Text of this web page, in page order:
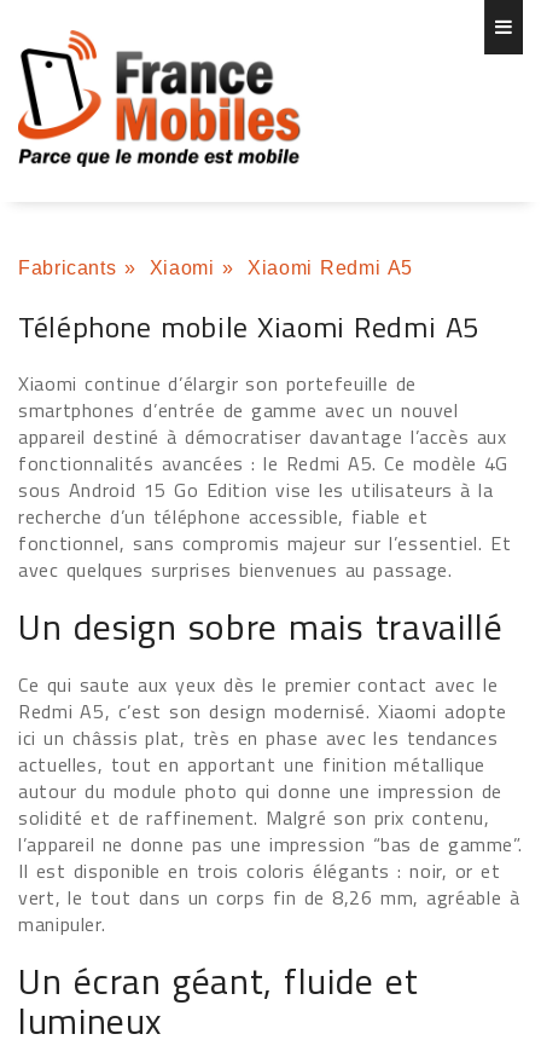
Fabricants » Xiaomi » Xiaomi Redmi A5
Téléphone mobile Xiaomi Redmi A5
Xiaomi continue d’élargir son portefeuille de
smartphones d’entrée de gamme avec un nouvel
appareil destiné à démocratiser davantage l’accès aux
fonctionnalités avancées : le Redmi A5. Ce modèle 4G
sous Android 15 Go Edition vise les utilisateurs à la
recherche d’un téléphone accessible, fiable et
fonctionnel, sans compromis majeur sur l’essentiel. Et
avec quelques surprises bienvenues au passage.
Un design sobre mais travaillé
Ce qui saute aux yeux dès le premier contact avec le
Redmi A5, c’est son design modernisé. Xiaomi adopte
ici un châssis plat, très en phase avec les tendances
actuelles, tout en apportant une finition métallique
autour du module photo qui donne une impression de
solidité et de raffinement. Malgré son prix contenu,
l’appareil ne donne pas une impression “bas de gamme”.
Il est disponible en trois coloris élégants : noir, or et
vert, le tout dans un corps fin de 8,26 mm, agréable à
manipuler.
Un écran géant, fluide et
lumineux